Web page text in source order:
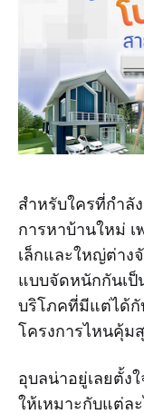
สำหรับใครที่กำลั
การหาบ้านใหม่ เ
เล็กและใหญ่ต่า
แบบจัดหนักกันเป็
บริโภคที่มีแต่ได้กั
โครงการไหนคุ้ม
อุบลน่าอยู่เลยตั้ง
ให้เหมาะกับแต่ล